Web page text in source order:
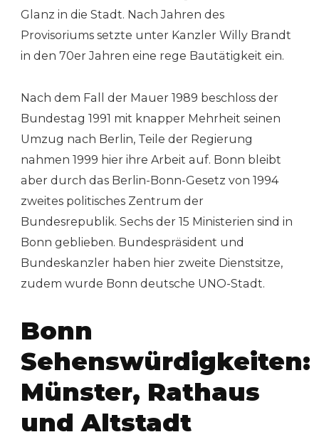
Glanz in die Stadt. Nach Jahren des
Provisoriums setzte unter Kanzler Willy Brandt
in den 70er Jahren eine rege Bautätigkeit ein.
Nach dem Fall der Mauer 1989 beschloss der
Bundestag 1991 mit knapper Mehrheit seinen
Umzug nach Berlin, Teile der Regierung
nahmen 1999 hier ihre Arbeit auf. Bonn bleibt
aber durch das Berlin-Bonn-Gesetz von 1994
zweites politisches Zentrum der
Bundesrepublik. Sechs der 15 Ministerien sind in
Bonn geblieben. Bundespräsident und
Bundeskanzler haben hier zweite Dienstsitze,
zudem wurde Bonn deutsche UNO-Stadt.
Bonn
Sehenswürdigkeiten:
Münster, Rathaus
und Altstadt